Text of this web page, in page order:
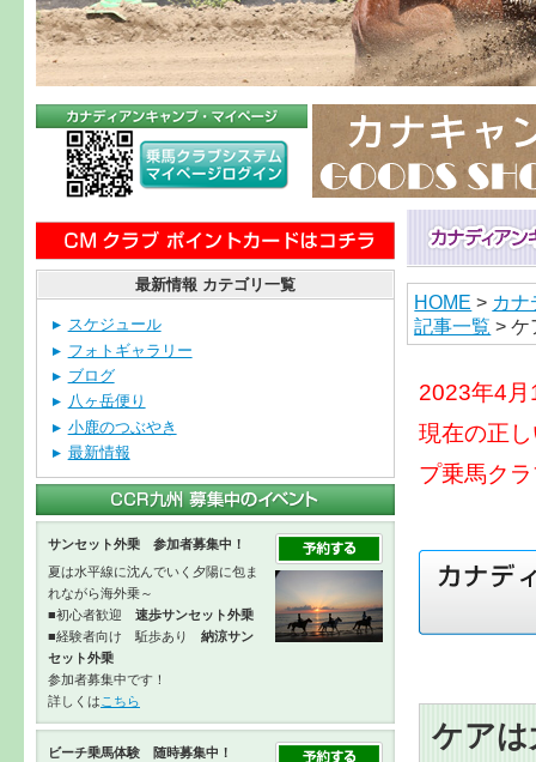
HOME > カ
記事一覧 > ケ
2023年4月
現在の正
プ乗馬ク
ケアは
最新情報 カテゴリ一覧
スケジュール
フォトギャラリー
ブログ
八ヶ岳便り
小鹿のつぶやき
最新情報
サンセット外乗 参加者募集中！
夏は水平線に沈んでいく夕陽に包ま
れながら海外乗～
■初心者歓迎 速歩サンセット外乗
■経験者向け 駈歩あり 納涼サン
セット外乗
参加者募集中です！
詳しくは こちら
ビーチ乗馬体験 随時募集中！